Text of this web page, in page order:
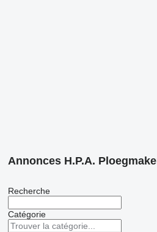
Annonces H.P.A.
Recherche
Catégorie